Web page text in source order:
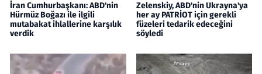
İran Cumhurbaşkanı: ABD'nin
Hürmüz Boğazı ile ilgili
mutabakat ihlallerine karşılık
verdik
Zelenskiy, ABD'nin Ukrayna'ya
her ay PATRİOT için gerekli
füzeleri tedarik edeceğini
söyledi